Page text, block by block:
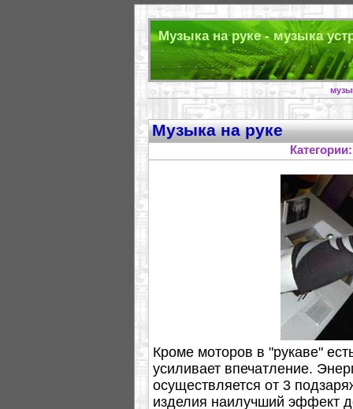
Музыка на руке - музыка
Музыка на руке
Кроме моторов в "рукаве"
усиливает впечатление.
осуществляется от 3
изделия наилучший эффект